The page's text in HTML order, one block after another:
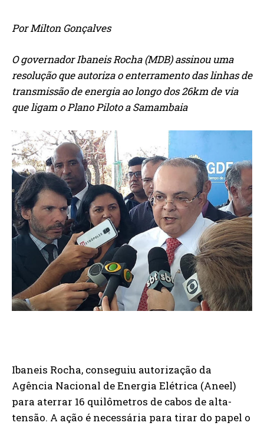
Por Milton Gonçalves
O governador Ibaneis Rocha (MDB) assinou uma
resolução que autoriza o enterramento das linhas de
transmissão de energia ao longo dos 26km de via
que ligam o Plano Piloto a Samambaia
Ibaneis Rocha, conseguiu autorização da
Agência Nacional de Energia Elétrica (Aneel)
para aterrar 16 quilômetros de cabos de alta-
tensão. A ação é necessária para tirar do papel o